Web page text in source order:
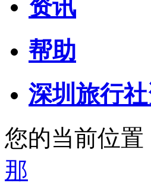
资讯
帮助
深圳旅行
您的当前位置
那